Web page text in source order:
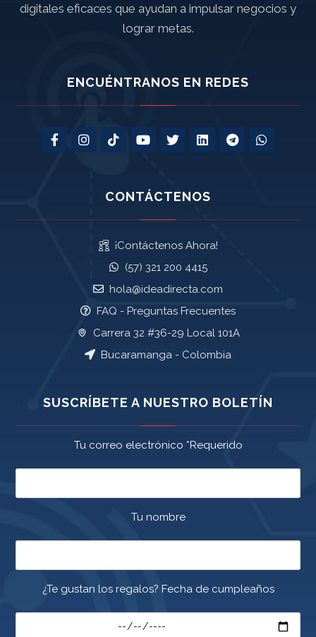
digitales eficaces que ayudan a impulsar negocios y
lograr metas.
ENCUÉNTRANOS EN REDES
CONTÁCTENOS
¡Contáctenos Ahora!
(57) 321 200 4415
hola@ideadirecta.com
FAQ - Preguntas Frecuentes
Carrera 32 #36-29 Local 101A
Bucaramanga - Colombia
SUSCRÍBETE A NUESTRO BOLETÍN
Tu correo electrónico *Requerido
Tu nombre
¿Te gustan los regalos? Fecha de cumpleaños